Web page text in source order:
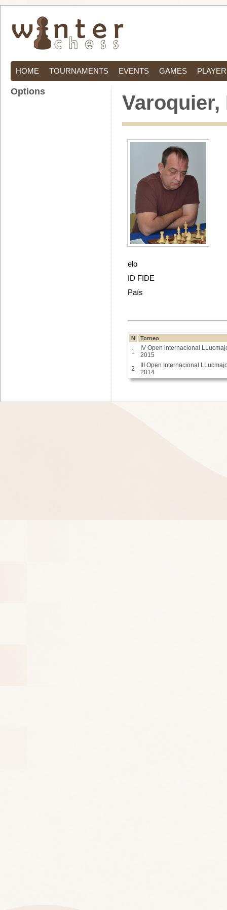
HOME TOURNAMENTS EVENTS GAMES
Varoquier,
elo
ID FIDE
País
N Torneo
1
IV Open internacional
2015
2
III Open Internacional
2014
Options